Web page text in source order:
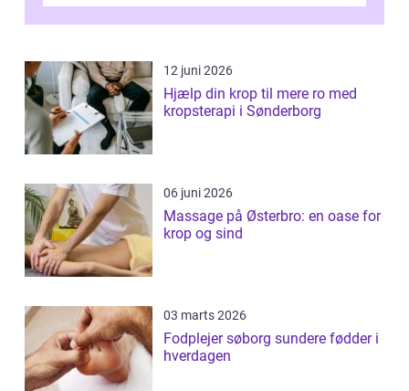
12 juni 2026
Hjælp din krop til mere ro med
kropsterapi i Sønderborg
06 juni 2026
Massage på Østerbro: en oase for
krop og sind
03 marts 2026
Fodplejer søborg sundere fødder i
hverdagen